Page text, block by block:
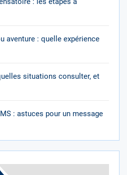
aventure : quelle expérience
situations consulter, et
: astuces pour un message